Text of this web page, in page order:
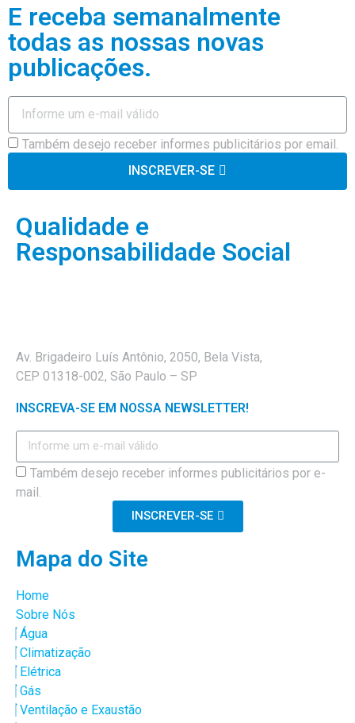
E receba semanalmente
todas as nossas novas
publicações.
Também desejo receber informes publicitários por email.
INSCREVER-SE
Qualidade e
Responsabilidade Social
Av. Brigadeiro Luís Antônio, 2050, Bela Vista,
CEP 01318-002, São Paulo – SP
INSCREVA-SE EM NOSSA NEWSLETTER!
Também desejo receber informes publicitários por e-
mail.
INSCREVER-SE
Mapa do Site
Home
Sobre Nós
Água
Climatização
Elétrica
Gás
Ventilação e Exaustão